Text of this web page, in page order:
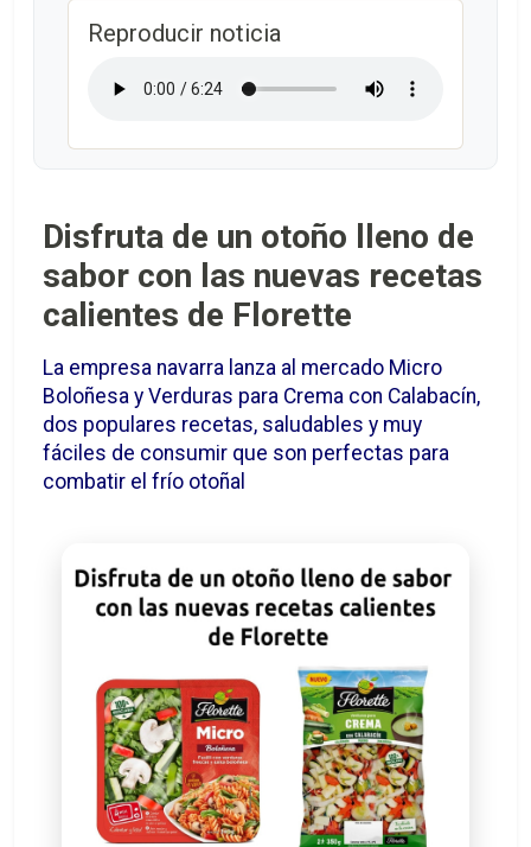
Reproducir noticia
Disfruta de un otoño lleno de
sabor con las nuevas recetas
calientes de Florette
La empresa navarra lanza al mercado Micro
Boloñesa y Verduras para Crema con Calabacín,
dos populares recetas, saludables y muy
fáciles de consumir que son perfectas para
combatir el frío otoñal